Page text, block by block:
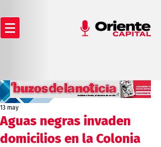
Aguas negras invaden
domicilios en la Colonia
13 may